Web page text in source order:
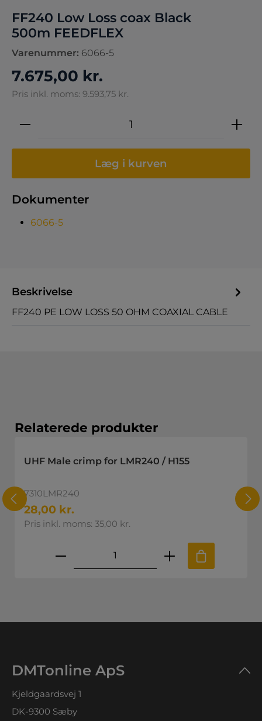
Varenummer: 6066-5
FF240 Low Loss coax Black
500m FEEDFLEX
7.675,00 kr.
Pris inkl. moms: 9.593,75 kr.
Produktmængde: Indtast den
Læg i kurven
Dokumenter
6066-5
Beskrivelse
FF240 PE LOW LOSS 50 OHM COAXIAL CABLE
Spring produktgalleriet over
Relaterede produkter
mængde eller brug knapperne
UHF Male crimp for LMR240 / H155
7310LMR240
28,00 kr.
Pris inkl. moms: 35,00 kr.
Produktmængde: Indtast den
DMTonline ApS
Kjeldgaardsvej 1
DK-9300 Sæby